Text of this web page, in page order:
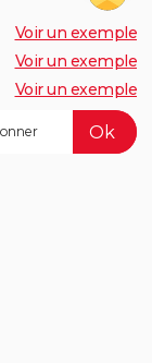
Voir un exemple
Voir un exemple
Voir un exemple